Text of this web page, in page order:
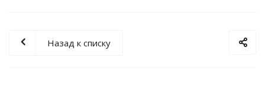
Назад к списку